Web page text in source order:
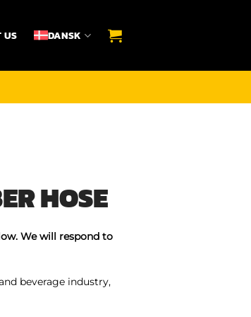
US DANSK
HOSE
We will respond to
beverage industry,